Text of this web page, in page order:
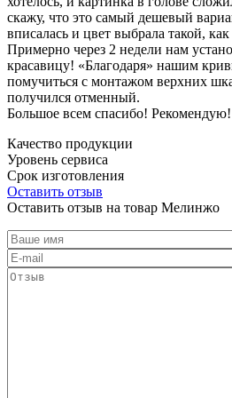
скажу, что это самый дешевый
вписалась и цвет выбрала такой,
Примерно через 2 недели нам
красавицу! «Благодаря» нашим
помучиться с монтажом верхних
получился отменный.
Большое всем спасибо! Рекомендую!
Качество продукции
Уровень сервиса
Срок изготовления
Оставить отзыв
Оставить отзыв на товар Мелинжо